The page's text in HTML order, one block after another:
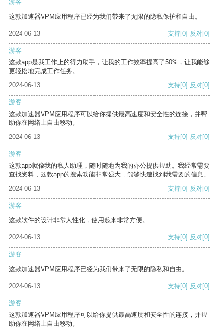
游客
这款加速器VPM应用程序已经为我们带来了无限的隐私保护和自由。
2024-06-13 支持[0] 反对[0]
游客
这款app是我工作上的得力助手，让我的工作效率提高了50%，让我能够
更轻松地完成工作任务。
2024-06-13
支持[0] 反对[0]
游客
这款加速器VPM应用程序可以给你提供最高速度和安全性的连接，并帮
助你在网络上自由移动。
2024-06-13
支持[0] 反对[0]
游客
这款app就像我的私人助理，随时随地为我的办公提供帮助。我经常需要
查找资料，这款app的搜索功能非常强大，能够快速找到我需要的信息。
2024-06-13
支持[0] 反对[0]
游客
这款软件的设计非常人性化，使用起来非常方便。
2024-06-13 支持[0] 反对[0]
游客
这款加速器VPM应用程序已经为我们带来了无限的隐私和自由。
2024-06-13 支持[0] 反对[0]
游客
这款加速器VPM应用程序可以给你提供最高速度和安全性的连接，并帮
助你在网络上自由移动。